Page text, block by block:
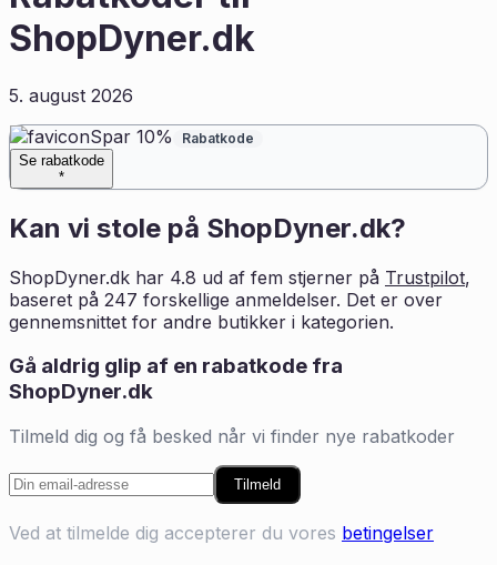
ShopDyner.dk
5. august 2026
Spar 10%
Rabatkode
Se rabatkode
*
Kan vi stole på ShopDyner.dk?
ShopDyner.dk har 4.8 ud af fem stjerner på Trustpilot,
baseret på 247 forskellige anmeldelser. Det er over
gennemsnittet for andre butikker i kategorien.
Gå aldrig glip af en rabatkode fra
ShopDyner.dk
Tilmeld dig og få besked når vi finder nye rabatkoder
Tilmeld
Ved at tilmelde dig accepterer du vores betingelser